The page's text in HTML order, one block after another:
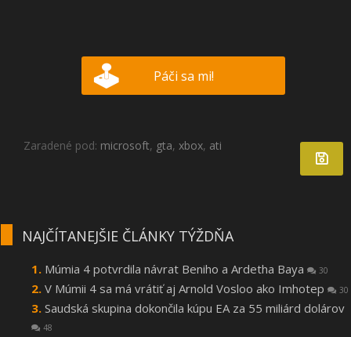
Páči sa mi!
Zaradené pod: microsoft, gta, xbox, ati
NAJČÍTANEJŠIE ČLÁNKY TÝŽDŇA
Múmia 4 potvrdila návrat Beniho a Ardetha Baya 30
V Múmii 4 sa má vrátiť aj Arnold Vosloo ako Imhotep 30
Saudská skupina dokončila kúpu EA za 55 miliárd dolárov
48